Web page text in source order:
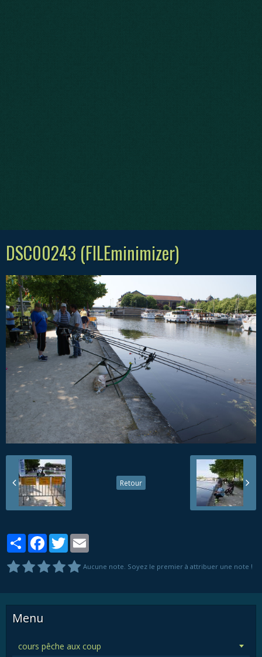
DSC00243 (FILEminimizer)
Retour
PartagerFacebook
Twitter
Aucune note. Soyez le premier à attribuer une note !
Menu
cours pêche aux coup